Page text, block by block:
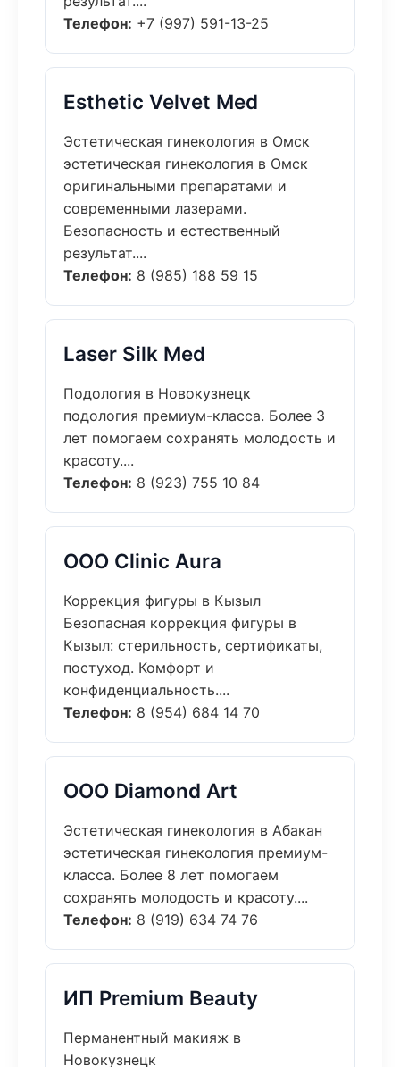
Телефон: +7 (997) 591-13-25
Esthetic Velvet Med
Эстетическая гинекология в Омск
эстетическая гинекология в Омск
оригинальными препаратами и
современными лазерами.
Безопасность и естественный
результат....
Телефон: 8 (985) 188 59 15
Laser Silk Med
Подология в Новокузнецк
подология премиум-класса. Более 3
лет помогаем сохранять молодость и
красоту....
Телефон: 8 (923) 755 10 84
ООО Clinic Aura
Коррекция фигуры в Кызыл
Безопасная коррекция фигуры в
Кызыл: стерильность, сертификаты,
постуход. Комфорт и
конфиденциальность....
Телефон: 8 (954) 684 14 70
ООО Diamond Art
Эстетическая гинекология в Абакан
эстетическая гинекология премиум-
класса. Более 8 лет помогаем
сохранять молодость и красоту....
Телефон: 8 (919) 634 74 76
ИП Premium Beauty
Перманентный макияж в
Новокузнецк